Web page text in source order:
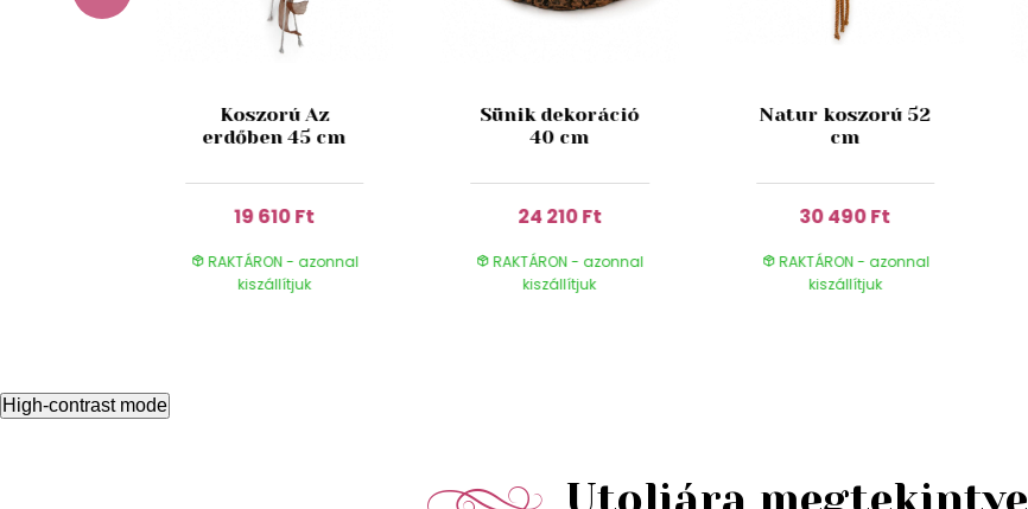
Koszorú Az
erdőben 45 cm
19 610 Ft
RAKTÁRON - azonnal
kiszállítjuk
Sünik dekoráció
40 cm
24 210 Ft
RAKTÁRON - azonnal
kiszállítjuk
Natur koszorú 52
cm
30 490 Ft
RAKTÁRON - azonnal
kiszállítjuk
High-contrast mode